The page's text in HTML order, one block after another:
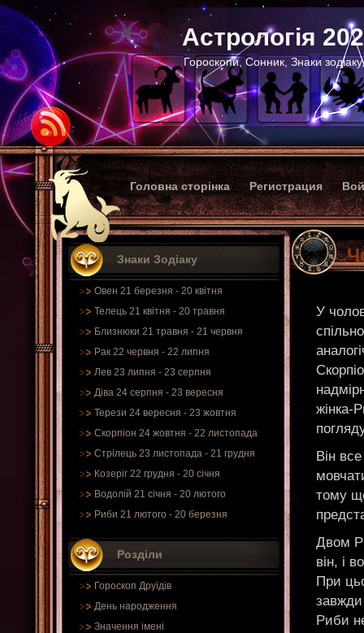
Астрологія
Гороскопи, Сонник, Знаки
Головна сторінка Регистрация
Знаки Зодіаку
Овен 21 березня - 20 квітня
Телець 21 квітня - 20 травня
Близнюки 21 травня - 21 червня
Рак 22 червня - 22 липня
Лев 23 липня - 23 серпня
Діва 24 серпня - 23 вересня
Терези 24 вересня - 23 жовтня
Скорпіон 24 жовтня - 22 листопада
Стрілець 23 листопада - 21 грудня
Козеріг 22 грудня - 20 січня
Водолій 21 січня - 20 лютого
Риби 21 лютого - 20 березня
Розділи
Гороскоп Друїдів
День народження
Значення імені
У
жінка-
Він
тому
Двом
він, і
При
завжди
Риби